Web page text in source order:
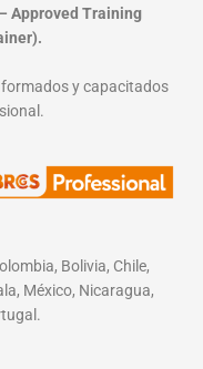
Approved Training
y capacitados
Bolivia, Chile,
México, Nicaragua,